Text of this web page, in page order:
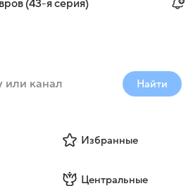
(43-я серия)
Найти
Избранные
Центральные